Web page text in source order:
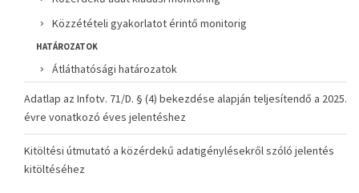
Közzétételi gyakorlatot érintő monitorig
HATÁROZATOK
Átláthatósági határozatok
Adatlap az Infotv. 71/D. § (4) bekezdése alapján teljesítendő a 2025.
évre vonatkozó éves jelentéshez
Kitöltési útmutató a közérdekű adatigénylésekről szóló jelentés
kitöltéséhez